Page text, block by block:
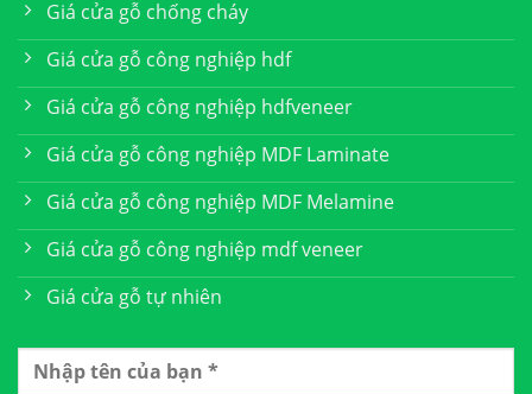
Giá cửa gỗ chống cháy
Giá cửa gỗ công nghiệp hdf
Giá cửa gỗ công nghiệp hdfveneer
Giá cửa gỗ công nghiệp MDF Laminate
Giá cửa gỗ công nghiệp MDF Melamine
Giá cửa gỗ công nghiệp mdf veneer
Giá cửa gỗ tự nhiên